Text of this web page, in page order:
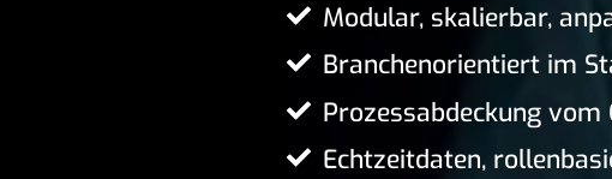
Modular, skalierbar,
Branchenorientiert im
Prozessabdeckung vom
Echtzeitdaten,